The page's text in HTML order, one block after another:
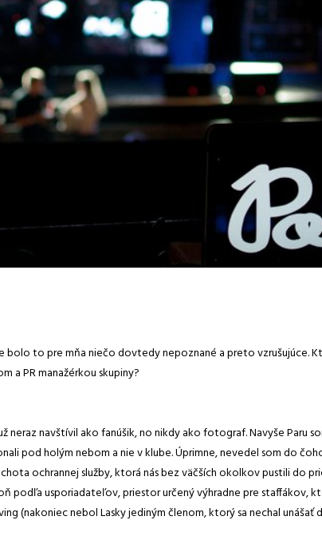
bolo to pre mňa niečo dovtedy nepoznané a preto vzrušujúce.
a PR manažérkou skupiny?
neraz navštívil ako fanúšik, no nikdy ako fotograf. Navyše Paru
pod holým nebom a nie v klube. Úprimne, nevedel som do
ochrannej služby, ktorá nás bez väčších okolkov pustili do
podľa usporiadateľov, priestor určený výhradne pre staffákov,
(nakoniec nebol Lasky jediným členom, ktorý sa nechal unášať